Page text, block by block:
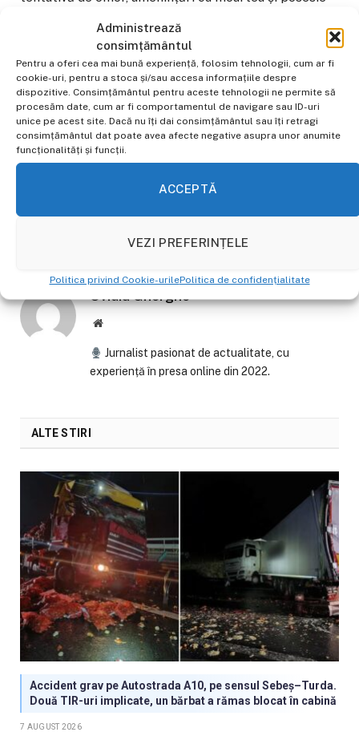
Administrează
consimțământul
Pentru a oferi cea mai bună experiență, folosim tehnologii, cum ar fi
cookie-uri, pentru a stoca și/sau accesa informațiile despre
dispozitive. Consimțământul pentru aceste tehnologii ne permite să
procesăm date, cum ar fi comportamentul de navigare sau ID-uri
unice pe acest site. Dacă nu îți dai consimțământul sau îți retragi
consimțământul dat poate avea afecte negative asupra unor anumite
funcționalități și funcții.
ACCEPTĂ
VEZI PREFERINȚELE
Politica privind Cookie-urilePolitica de confidențialitate
Ulterior, protestatari mascați au incendiat autobuze,
mașini și tomberoane și au vandalizat mai multe
locuințe din cartiere cu populație de origine străină.
Autoritățile britanice au condamnat ferm violențele și
au făcut apel la încetarea imediată a acestora.
Email WhatsApp
Ovidiu Gherghe
Website
Jurnalist pasionat de actualitate, cu
experiență în presa online din 2022.
ALTE STIRI
Accident grav pe Autostrada A10, pe sensul Sebeș–Turda.
Două TIR-uri implicate, un bărbat a rămas blocat în cabină
7 AUGUST 2026